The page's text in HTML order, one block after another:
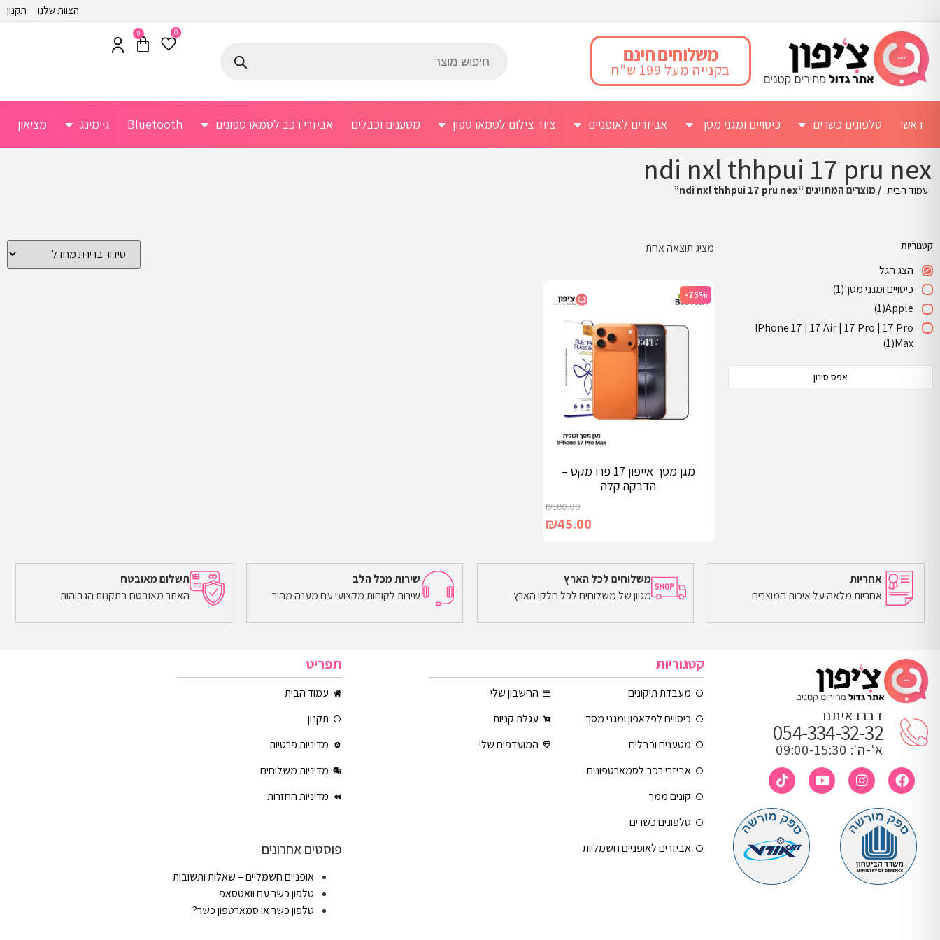
הצוות שלנו תקנון
משלוחים חינם
בקנייה מעל 199 ש"ח
0
0
ראשי טלפונים כשרים כיסויים ומגני מסך אביזרים לאופניים ציוד צילום לסמארטפון מטענים וכבלים אביזרי רכב לסמארטפונים Bluetooth גיימינג מציאון
ndi nxl thhpui 17 pru nex
עמוד הבית / מוצרים המתויגים “ndi nxl thhpui 17 pru nex”
קטגוריות
הצג הגל
כיסויים ומגני מסך(1)
Apple
(1)
IPhone 17 | 17 Air | 17 Pro | 17 Pro
Max
(1)
אפס סינון
מציג תוצאה אחת
-75%
מגן מסך אייפון 17 פרו מקס –
הדבקה קלה
₪180.00
₪45.00
הוספה לסל
אחריות
אחריות מלאה על איכות המוצרים
משלוחים לכל הארץ
מגוון של משלוחים לכל חלקי הארץ
שירות מכל הלב
שירות לקוחות מקצועי עם מענה מהיר
תשלום מאובטח
האתר מאובטח בתקנות הגבוהות
דברו איתנו
054-334-32-32
א'-ה': 09:00-15:30
קטגוריות
מעבדת תיקונים
כיסויים לפלאפון ומגני מסך
מטענים וכבלים
אביזרי רכב לסמארטפונים
קונים ממך
טלפונים כשרים
אביזרים לאופניים חשמליות
החשבון שלי
עגלת קניות
המועדפים שלי
תפריט
עמוד הבית
תקנון
מדיניות פרטיות
מדיניות משלוחים
מדיניות החזרות
פוסטים אחרונים
אופניים חשמליים – שאלות ותשובות
טלפון כשר עם וואטסאפ
טלפון כשר או סמארטפון כשר?